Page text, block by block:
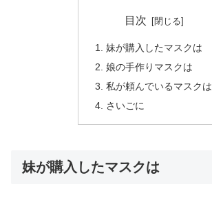
目次
妹が購入したマスクは
娘の手作りマスクは
私が頼んでいるマスクは
さいごに
妹が購入したマスクは